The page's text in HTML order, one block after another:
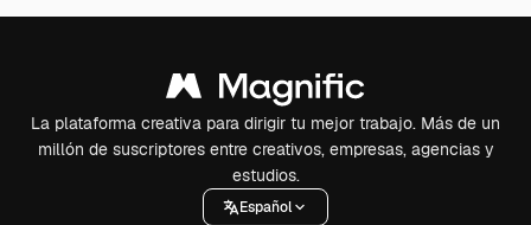
La plataforma creativa para dirigir tu mejor trabajo. Más de un
millón de suscriptores entre creativos, empresas, agencias y
estudios.
Español